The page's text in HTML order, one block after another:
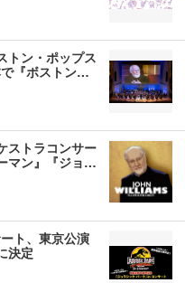
トン・ポップス
『ボストン…
ストラコンサー
マン』『ジョ…
ト、東京公演
決定